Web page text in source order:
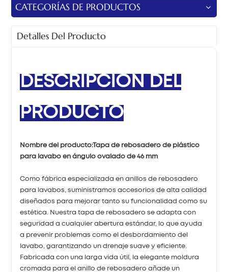
CATEGORÍAS DE PRODUCTOS
Detalles Del Producto
DESCRIPCIÓN DEL
PRODUCTO
Nombre del producto:Tapa de rebosadero de plástico
para lavabo en ángulo ovalado de 46 mm
Como fábrica especializada en anillos de rebosadero
para lavabos, suministramos accesorios de alta calidad
diseñados para mejorar tanto su funcionalidad como su
estética. Nuestra tapa de rebosadero se adapta con
seguridad a cualquier abertura estándar, lo que ayuda
a prevenir problemas como el desbordamiento del
lavabo, garantizando un drenaje suave y eficiente.
Fabricada con una larga vida útil, la elegante moldura
cromada para el anillo de rebosadero añade un